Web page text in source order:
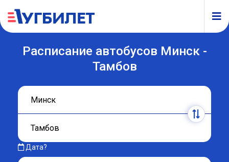
Расписание автобусов Минск -
Тамбов
Дата?